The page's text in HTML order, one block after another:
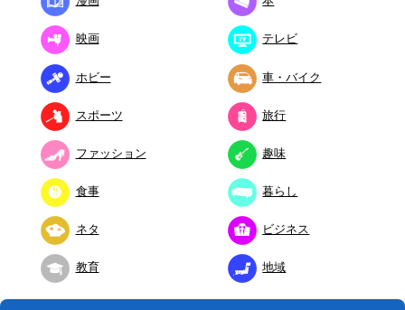
映画 テレビ
ホビー 車・バイク
スポーツ 旅行
ファッション 趣味
食事 暮らし
ネタ ビジネス
教育 地域